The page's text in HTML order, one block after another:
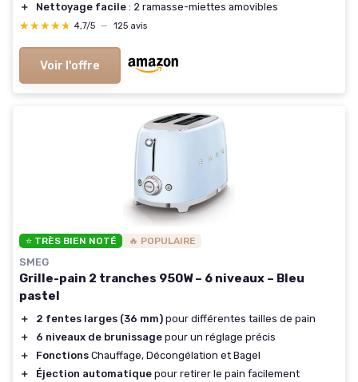
＋
Nettoyage facile : 2 ramasse-miettes amovibles
★★★★★
★★★★★ 4,7/5 — 125 avis
Voir l'offre
⭐ TRÈS BIEN NOTÉ 🔥 POPULAIRE
SMEG
Grille-pain 2 tranches 950W – 6 niveaux – Bleu
pastel
＋ 2 fentes larges (36 mm) pour différentes tailles de pain
＋
6 niveaux de brunissage pour un réglage précis
＋
Fonctions Chauffage, Décongélation et Bagel
＋
Éjection automatique pour retirer le pain facilement